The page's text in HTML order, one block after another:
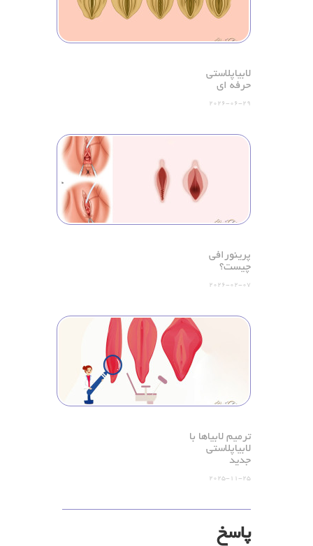
لابیاپلاستی
حرفه ای
2026-06-29
پرینورافی
چیست؟
2026-02-07
ترمیم لابیاها با
لابیاپلاستی
جدید
2025-11-25
پاسخ